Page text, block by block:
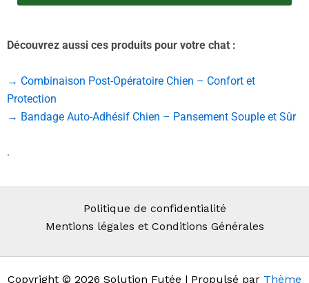
Découvrez aussi ces produits pour votre chat :
→ Combinaison Post-Opératoire Chien – Confort et
Protection
→ Bandage Auto-Adhésif Chien – Pansement Souple et Sûr
.
Politique de confidentialité
Mentions légales et Conditions Générales
Copyright © 2026 Solution Futée | Propulsé par Thème